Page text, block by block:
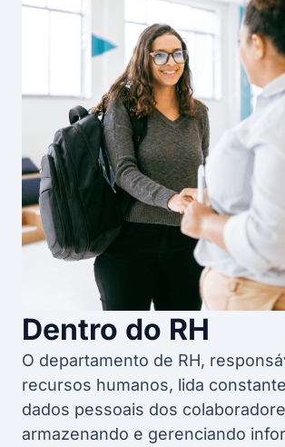
Dentro do RH
O departamento de RH,
recursos humanos, lida
dados pessoais dos
armazenando e gerenciando